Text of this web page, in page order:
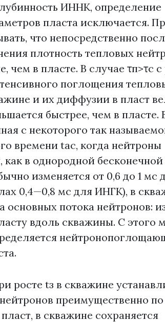
ИННК, определение
пласта исключается.
что непосредственно
плотность тепловых
чем в пласте. В случае τп>τс
поглощения
и их диффузии в пласт
быстрее, чем в пласте.
с некоторого так
времени tac, когда нейтроны
как в однородной бесконечной
изменяется от 0,6 до 1
0,4—0,8 мс для ИНГК), в
основных потока нейтронов:
вдоль скважины. С этого
росте tз в скважине
преимущественно
в скважине сохраняется